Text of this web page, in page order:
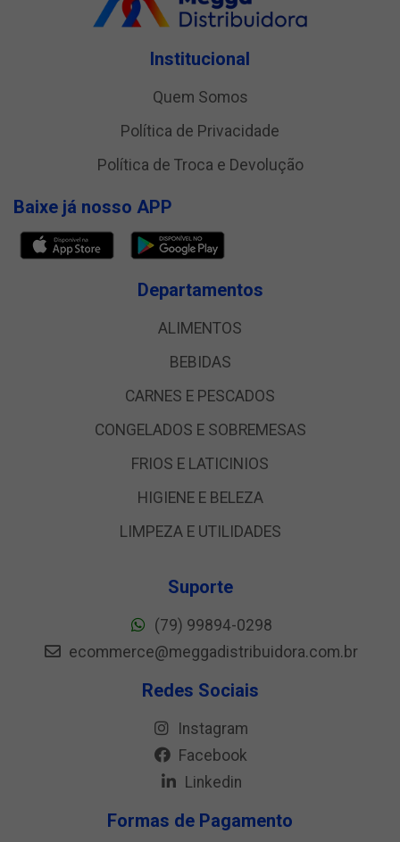
Institucional
Quem Somos
Política de Privacidade
Política de Troca e Devolução
Baixe já nosso APP
Departamentos
ALIMENTOS
BEBIDAS
CARNES E PESCADOS
CONGELADOS E SOBREMESAS
FRIOS E LATICINIOS
HIGIENE E BELEZA
LIMPEZA E UTILIDADES
Suporte
(79) 99894-0298
ecommerce@meggadistribuidora.com.br
Redes Sociais
Instagram
Facebook
Linkedin
Formas de Pagamento